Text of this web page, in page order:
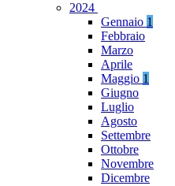
2024
Gennaio 1
Febbraio
Marzo
Aprile
Maggio 1
Giugno
Luglio
Agosto
Settembre
Ottobre
Novembre
Dicembre